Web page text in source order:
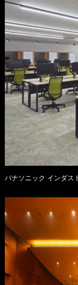
パナソニック インダス